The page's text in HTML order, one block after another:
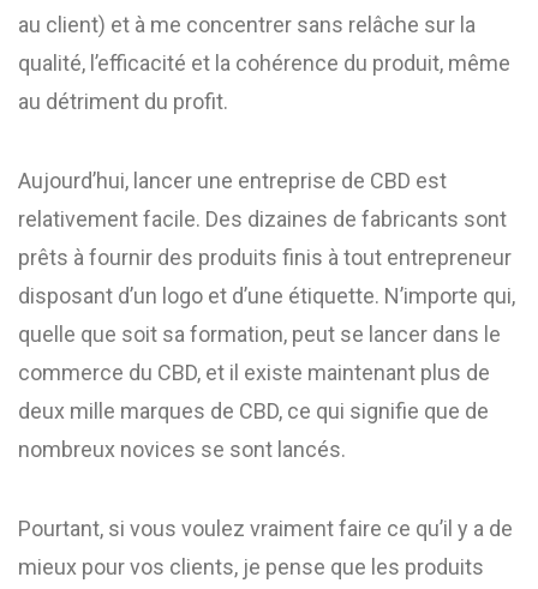
au client) et à me concentrer sans relâche sur la
qualité, l’efficacité et la cohérence du produit, même
au détriment du profit.
Aujourd’hui, lancer une entreprise de CBD est
relativement facile. Des dizaines de fabricants sont
prêts à fournir des produits finis à tout entrepreneur
disposant d’un logo et d’une étiquette. N’importe qui,
quelle que soit sa formation, peut se lancer dans le
commerce du CBD, et il existe maintenant plus de
deux mille marques de CBD, ce qui signifie que de
nombreux novices se sont lancés.
Pourtant, si vous voulez vraiment faire ce qu’il y a de
mieux pour vos clients, je pense que les produits